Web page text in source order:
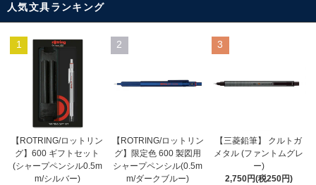
人気文具ランキング
1
【ROTRING/ロットリン
グ】600 ギフトセット
(シャープペンシル0.5m
m/シルバー)
2
【ROTRING/ロットリン
グ】限定色 600 製図用
シャープペンシル(0.5m
m/ダークブルー)
3
【三菱鉛筆】 クルトガ
メタル (ファントムグレ
ー)
2,750円(税250円)